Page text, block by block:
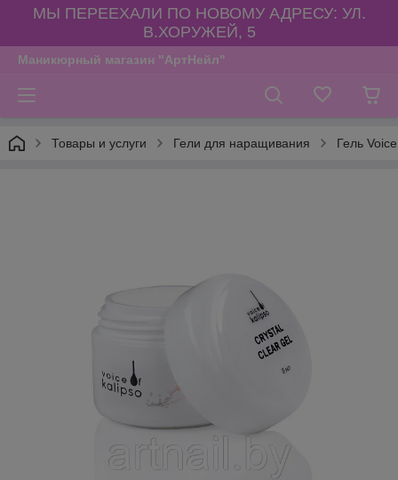
МЫ ПЕРЕЕХАЛИ ПО НОВОМУ АДРЕСУ: УЛ.
В.ХОРУЖЕЙ, 5
Маникюрный магазин "АртНейл"
Товары и услуги Гели для наращивания Гель